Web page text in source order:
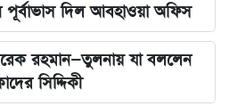
পূর্বাভাস দিল আবহাওয়া অফিস
রহমান—তুলনায় যা বললেন
সিদ্দিকী